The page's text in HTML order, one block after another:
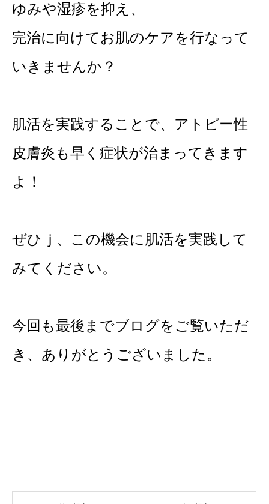
ゆみや湿疹を抑え、
完治に向けてお肌のケアを行なって
いきませんか？
肌活を実践することで、アトピー性
皮膚炎も早く症状が治まってきます
よ！
ぜひｊ、この機会に肌活を実践して
みてください。
今回も最後までブログをご覧いただ
き、ありがとうございました。